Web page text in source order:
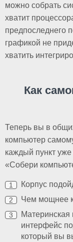
можно собрать
хватит
предпоследнего
графикой не
хватить
Как
Теперь вы в
компьютер
каждый пункт уже
«Собери
Корпус
Чем мощнее
интерфейс
который вы